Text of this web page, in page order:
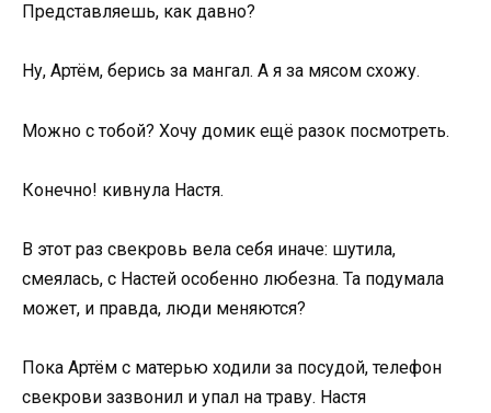
Представляешь, как давно?
Ну, Артём, берись за мангал. А я за мясом схожу.
Можно с тобой? Хочу домик ещё разок посмотреть.
Конечно! кивнула Настя.
В этот раз свекровь вела себя иначе: шутила,
смеялась, с Настей особенно любезна. Та подумала
может, и правда, люди меняются?
Пока Артём с матерью ходили за посудой, телефон
свекрови зазвонил и упал на траву. Настя